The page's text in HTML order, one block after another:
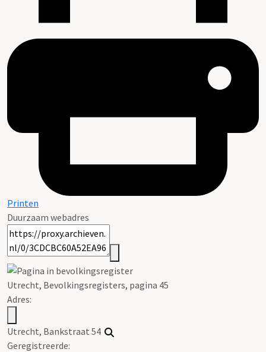
Printen
Duurzaam webadres
Utrecht, Bevolkingsregisters, pagina 45
Adres:
Utrecht, Bankstraat 54
Geregistreerde: